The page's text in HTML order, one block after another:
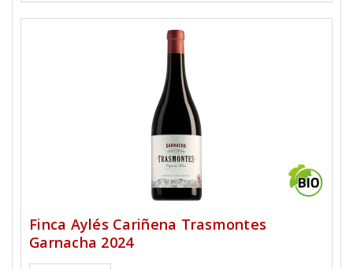
Finca Aylés Cariñena Trasmontes
Garnacha 2024